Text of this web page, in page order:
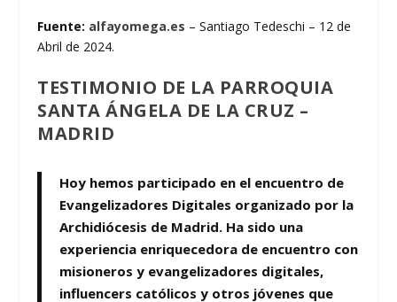
Fuente: alfayomega.es – Santiago Tedeschi – 12 de
Abril de 2024.
TESTIMONIO DE LA PARROQUIA
SANTA ÁNGELA DE LA CRUZ –
MADRID
Hoy hemos participado en el encuentro de
Evangelizadores Digitales organizado por la
Archidiócesis de Madrid. Ha sido una
experiencia enriquecedora de encuentro con
misioneros y evangelizadores digitales,
influencers católicos y otros jóvenes que